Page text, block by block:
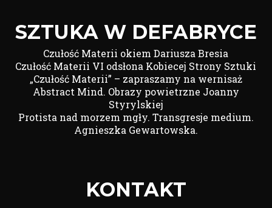
SZTUKA W DEFABRYCE
Czułość Materii okiem Dariusza Bresia
Czułość Materii VI odsłona Kobiecej Strony Sztuki
„Czułość Materii” – zapraszamy na wernisaż
Abstract Mind. Obrazy powietrzne Joanny
Styrylskiej
Protista nad morzem mgły. Transgresje medium.
Agnieszka Gewartowska.
KONTAKT